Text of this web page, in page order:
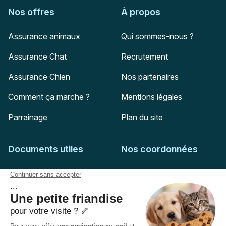
Nos offres
Assurance animaux
Assurance Chat
Assurance Chien
Comment ça marche ?
Parrainage
À propos
Qui sommes-nous ?
Recrutement
Nos partenaires
Mentions légales
Plan du site
Documents utiles
Feuille de soins
Conditions générales
Politique de confidentialité
Nos coordonnées
51-55 rue Hoche
94767
Ivry-sur-Seine
Pas encore client ?